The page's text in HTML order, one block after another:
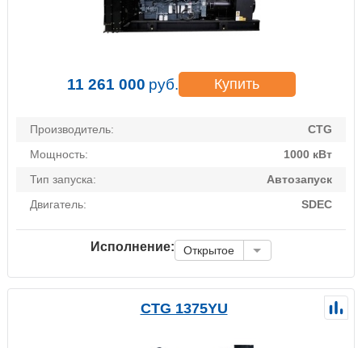
11 261 000 руб. Купить
Производитель:
CTG
Мощность:
1000 кВт
Тип запуска:
Автозапуск
Двигатель:
SDEC
Исполнение: Открытое
CTG 1375YU